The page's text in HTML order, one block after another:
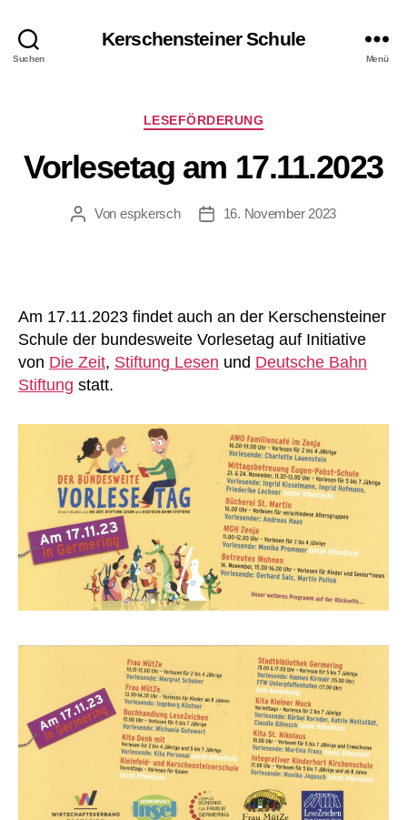
Suchen
Kerschensteiner Schule
Menü
Kategorien
LESEFÖRDERUNG
Vorlesetag am 17.11.2023
Beitragsautor
Von espkersch Veröffentlichungsdatum
16. November 2023
Am 17.11.2023 findet auch an der Kerschensteiner
Schule der bundesweite Vorlesetag auf Initiative
von Die Zeit, Stiftung Lesen und Deutsche Bahn
Stiftung statt.